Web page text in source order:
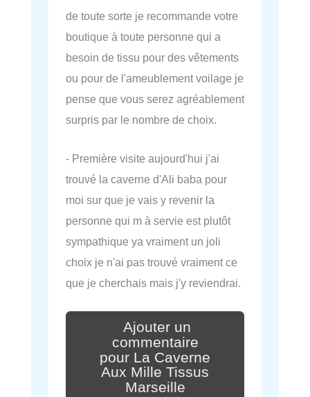
de toute sorte je recommande votre
boutique à toute personne qui a
besoin de tissu pour des vêtements
ou pour de l'ameublement voilage je
pense que vous serez agréablement
surpris par le nombre de choix.
- Première visite aujourd'hui j'ai
trouvé la caverne d'Ali baba pour
moi sur que je vais y revenir la
personne qui m à servie est plutôt
sympathique ya vraiment un joli
choix je n'ai pas trouvé vraiment ce
que je cherchais mais j'y reviendrai.
Ajouter un
commentaire
pour La Caverne
Aux Mille Tissus
Marseille